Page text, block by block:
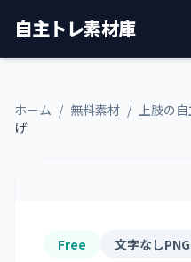
自主トレ素材庫
ホーム / 無料素材 / 上肢の自
げ
Free 文字なしPNG